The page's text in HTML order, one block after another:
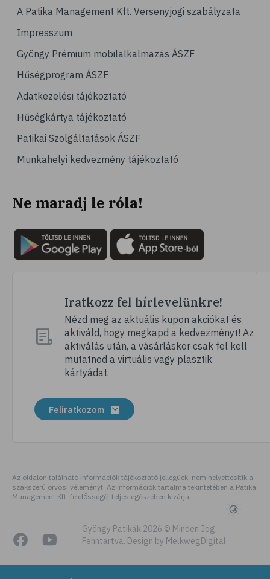
# tél
# vérnyomásmérés
# kardiológia
# kardiovaszkuláris betegségek
# szív- és érrendszer
# vérnyomás
# mozgás
# pszichológia
# hátfájás
# vérnyomáscsökkentés
# megfázás
# influenza
# fertőző betegségek
# köhögés
# immunerősítés
# kézmosás
# szépségápolás
# bőrápolás
A Patika Management Kft. Versenyjogi szabályzata
Impresszum
Gyöngy Prémium mobilalkalmazás ÁSZF
Hűségprogram ÁSZF
Adatkezelési tájékoztató
Hűségkártya tájékoztató
Patikai Szolgáltatások ÁSZF
Munkahelyi kedvezmény tájékoztató
Ne maradj le róla!
Iratkozz fel hírlevelünkre!
Nézd meg az aktuális kupon akciókat és
aktiváld, hogy megkapd a kedvezményt! Az
aktiválás után, a vásárláskor csak fel kell
mutatnod a virtuális vagy plasztik
kártyádat.
Feliratkozom
Az oldalon található információk tájékoztató jellegűek, nem helyettesítik a
szakszerű orvosi véleményt. Az információk tartalma tekintetében a Patika
Management Kft. felelősségét teljes egészében kizárja
Gyöngy Patikák 2026 © Minden Jog
Fenntartva. Design by MelkwegDigital